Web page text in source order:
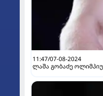
11:47/07-08-2024
ლაშა გობაძე